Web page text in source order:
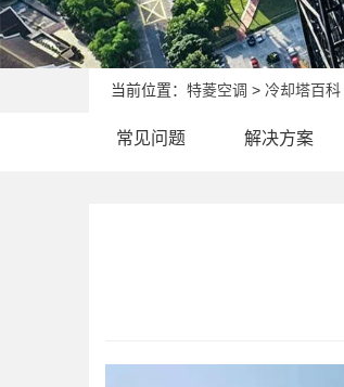
当前位置： 特菱空调 > 冷却塔百科
常见问题 解决方案